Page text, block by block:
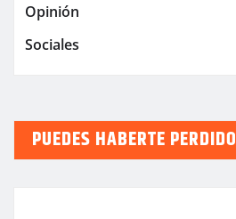
Opinión
Sociales
PUEDES HABERTE PERDIDO